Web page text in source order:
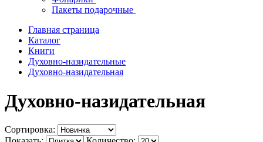
Пакеты подарочные
Главная страница
Каталог
Книги
Духовно-назидательные
Духовно-назидательная
Духовно-назидательная
Сортировка: